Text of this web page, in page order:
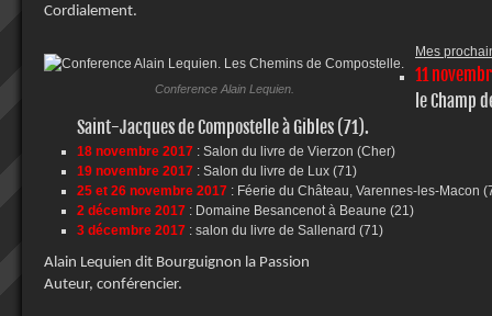
Cordialement.
Conference Alain Lequien.
Mes
11
le Champ
Saint-Jacques de Compostelleà Gibles (71).
18 novembre 2017 : Salon du livre de Vierzon (Cher)
19 novembre 2017 : Salon du livre de Lux (71)
25 et 26 novembre 2017 : Féerie du Château, Varennes-les-Macon
2 décembre 2017 : Domaine Besancenot à Beaune (21)
3 décembre 2017 : salon du livre de Sallenard (71)
Alain Lequien dit Bourguignon la Passion
Auteur, conférencier.